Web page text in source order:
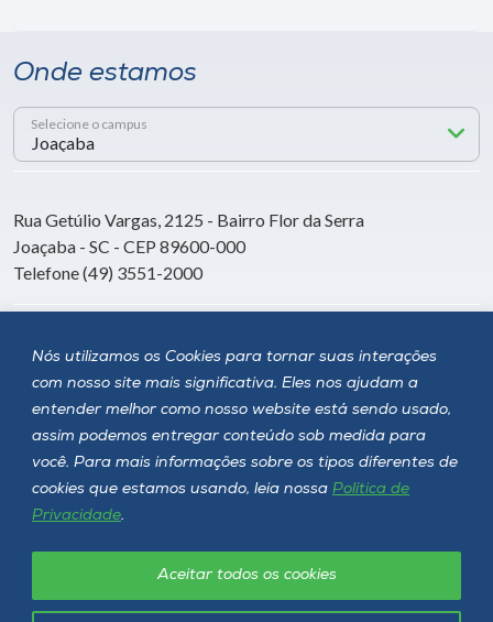
Nós utilizamos os Cookies para tornar suas interações
com nosso site mais significativa. Eles nos ajudam a
entender melhor como nosso website está sendo usado,
assim podemos entregar conteúdo sob medida para
você. Para mais informações sobre os tipos diferentes de
cookies que estamos usando, leia nossa Política de
Privacidade.
Aceitar todos os cookies
Onde estamos
Selecione o campus
Rua Getúlio Vargas, 2125 - Bairro Flor da Serra
Joaçaba - SC - CEP 89600-000
Telefone (49) 3551-2000
Siga a Unoesc
Política de privacidade LGPD